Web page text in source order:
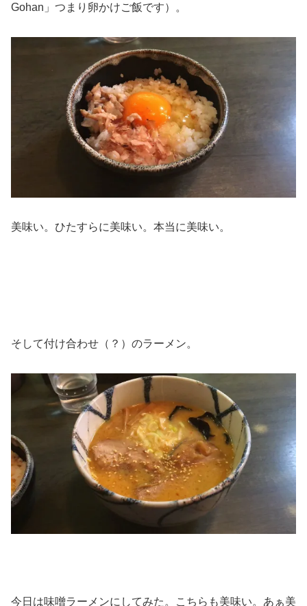
Gohan」つまり卵かけご飯です）。
美味い。ひたすらに美味い。本当に美味い。
そして付け合わせ（？）のラーメン。
今日は味噌ラーメンにしてみた。こちらも美味い。あぁ美